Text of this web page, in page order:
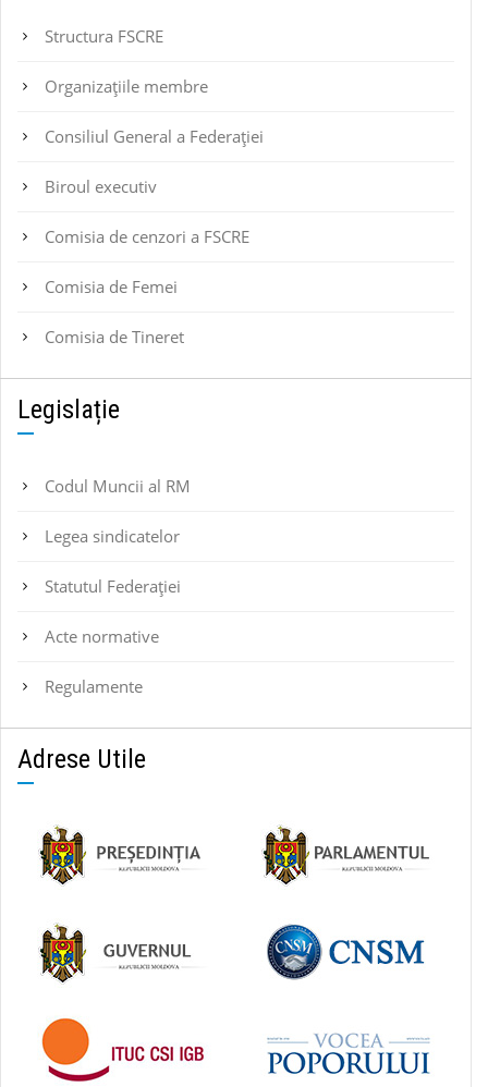
Structura FSCRE
Organizațiile membre
Consiliul General a Federației
Biroul executiv
Comisia de cenzori a FSCRE
Comisia de Femei
Comisia de Tineret
Legislație
Codul Muncii al RM
Legea sindicatelor
Statutul Federaţiei
Acte normative
Regulamente
Adrese Utile